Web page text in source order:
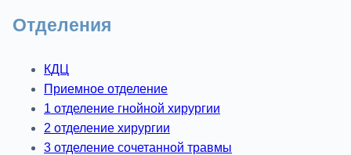
Отделения
КДЦ
Приемное отделение
1 отделение гнойной хирургии
2 отделение хирургии
3 отделение сочетанной травмы